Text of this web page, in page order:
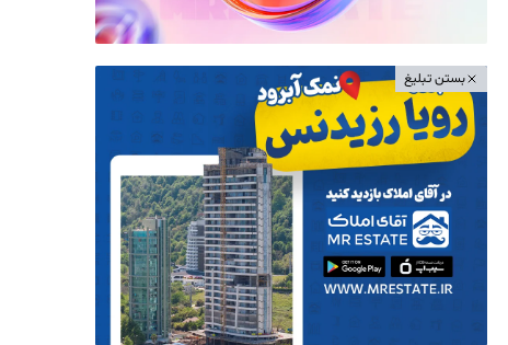
بستن تبلیغ